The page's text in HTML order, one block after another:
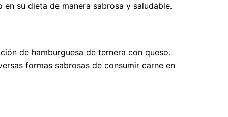
su dieta de manera sabrosa y saludable.
de hamburguesa de ternera con queso.
formas sabrosas de consumir carne en